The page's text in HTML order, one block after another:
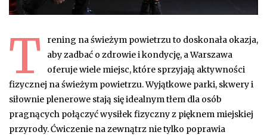
T
rening na świeżym powietrzu to doskonała okazja,
aby zadbać o zdrowie i kondycję, a Warszawa
oferuje wiele miejsc, które sprzyjają aktywności
fizycznej na świeżym powietrzu. Wyjątkowe parki, skwery i
siłownie plenerowe stają się idealnym tłem dla osób
pragnących połączyć wysiłek fizyczny z pięknem miejskiej
przyrody. Ćwiczenie na zewnątrz nie tylko poprawia